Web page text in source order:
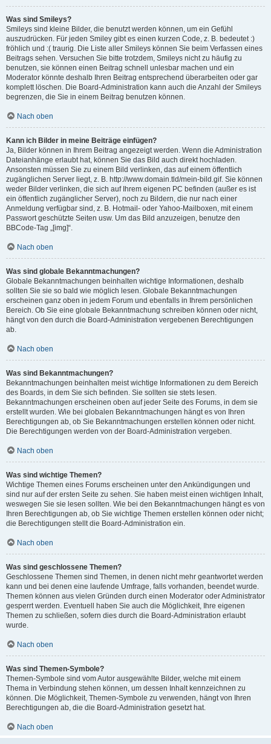
Was sind Smileys?
Smileys sind kleine Bilder, die benutzt werden können, um ein Gefühl
auszudrücken. Für jeden Smiley gibt es einen kurzen Code, z. B. bedeutet :)
fröhlich und :( traurig. Die Liste aller Smileys können Sie beim Verfassen eines
Beitrags sehen. Versuchen Sie bitte trotzdem, Smileys nicht zu häufig zu
benutzen, sie können einen Beitrag schnell unlesbar machen und ein
Moderator könnte deshalb Ihren Beitrag entsprechend überarbeiten oder gar
komplett löschen. Die Board-Administration kann auch die Anzahl der Smileys
begrenzen, die Sie in einem Beitrag benutzen können.
Nach oben
Kann ich Bilder in meine Beiträge einfügen?
Ja, Bilder können in Ihrem Beitrag angezeigt werden. Wenn die Administration
Dateianhänge erlaubt hat, können Sie das Bild auch direkt hochladen.
Ansonsten müssen Sie zu einem Bild verlinken, das auf einem öffentlich
zugänglichen Server liegt, z. B. http://www.domain.tld/mein-bild.gif. Sie können
weder Bilder verlinken, die sich auf Ihrem eigenen PC befinden (außer es ist
ein öffentlich zugänglicher Server), noch zu Bildern, die nur nach einer
Anmeldung verfügbar sind, z. B. Hotmail- oder Yahoo-Mailboxen, mit einem
Passwort geschützte Seiten usw. Um das Bild anzuzeigen, benutze den
BBCode-Tag „[img]“.
Nach oben
Was sind globale Bekanntmachungen?
Globale Bekanntmachungen beinhalten wichtige Informationen, deshalb
sollten Sie sie so bald wie möglich lesen. Globale Bekanntmachungen
erscheinen ganz oben in jedem Forum und ebenfalls in Ihrem persönlichen
Bereich. Ob Sie eine globale Bekanntmachung schreiben können oder nicht,
hängt von den durch die Board-Administration vergebenen Berechtigungen
ab.
Nach oben
Was sind Bekanntmachungen?
Bekanntmachungen beinhalten meist wichtige Informationen zu dem Bereich
des Boards, in dem Sie sich befinden. Sie sollten sie stets lesen.
Bekanntmachungen erscheinen oben auf jeder Seite des Forums, in dem sie
erstellt wurden. Wie bei globalen Bekanntmachungen hängt es von Ihren
Berechtigungen ab, ob Sie Bekanntmachungen erstellen können oder nicht.
Die Berechtigungen werden von der Board-Administration vergeben.
Nach oben
Was sind wichtige Themen?
Wichtige Themen eines Forums erscheinen unter den Ankündigungen und
sind nur auf der ersten Seite zu sehen. Sie haben meist einen wichtigen Inhalt,
weswegen Sie sie lesen sollten. Wie bei den Bekanntmachungen hängt es von
Ihren Berechtigungen ab, ob Sie wichtige Themen erstellen können oder nicht;
die Berechtigungen stellt die Board-Administration ein.
Nach oben
Was sind geschlossene Themen?
Geschlossene Themen sind Themen, in denen nicht mehr geantwortet werden
kann und bei denen eine laufende Umfrage, falls vorhanden, beendet wurde.
Themen können aus vielen Gründen durch einen Moderator oder Administrator
gesperrt werden. Eventuell haben Sie auch die Möglichkeit, Ihre eigenen
Themen zu schließen, sofern dies durch die Board-Administration erlaubt
wurde.
Nach oben
Was sind Themen-Symbole?
Themen-Symbole sind vom Autor ausgewählte Bilder, welche mit einem
Thema in Verbindung stehen können, um dessen Inhalt kennzeichnen zu
können. Die Möglichkeit, Themen-Symbole zu verwenden, hängt von Ihren
Berechtigungen ab, die die Board-Administration gesetzt hat.
Nach oben